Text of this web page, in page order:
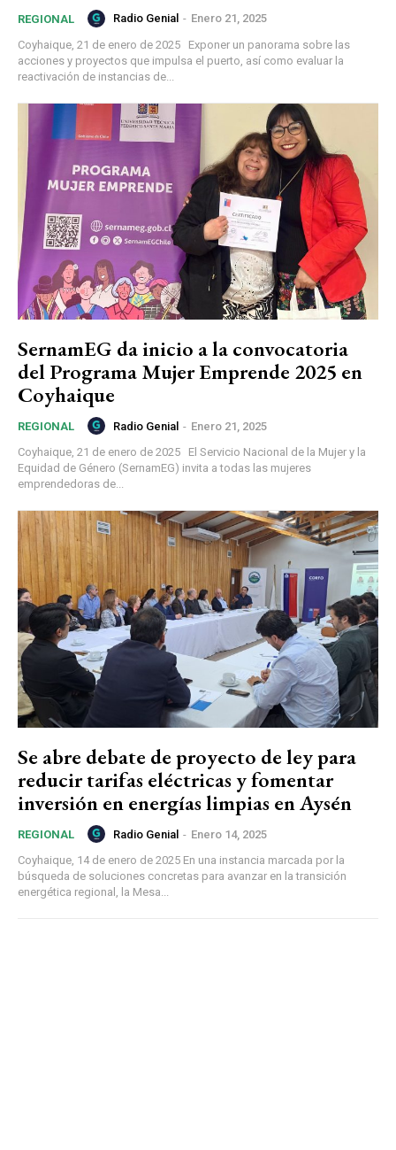
REGIONAL Radio Genial - Enero 21, 2025
Coyhaique, 21 de enero de 2025 Exponer un panorama sobre las
acciones y proyectos que impulsa el puerto, así como evaluar la
reactivación de instancias de...
SernamEG da inicio a la convocatoria
del Programa Mujer Emprende 2025 en
Coyhaique
REGIONAL Radio Genial - Enero 21, 2025
Coyhaique, 21 de enero de 2025 El Servicio Nacional de la Mujer y la
Equidad de Género (SernamEG) invita a todas las mujeres
emprendedoras de...
Se abre debate de proyecto de ley para
reducir tarifas eléctricas y fomentar
inversión en energías limpias en Aysén
REGIONAL Radio Genial - Enero 14, 2025
Coyhaique, 14 de enero de 2025 En una instancia marcada por la
búsqueda de soluciones concretas para avanzar en la transición
energética regional, la Mesa...